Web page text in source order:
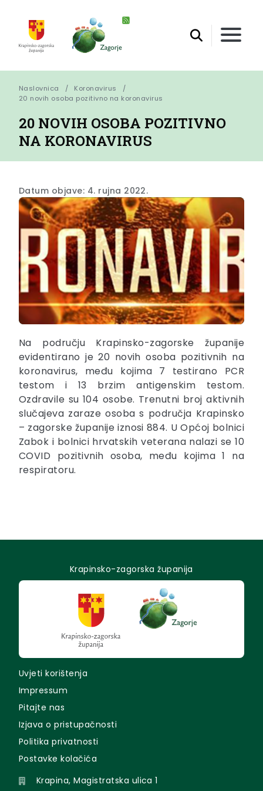
Naslovnica
Koronavirus
20 novih osoba pozitivno na koronavirus
20 NOVIH OSOBA POZITIVNO
NA KORONAVIRUS
Datum objave: 4. rujna 2022.
Na području Krapinsko-zagorske županije
evidentirano je 20 novih osoba pozitivnih na
koronavirus, među kojima 7 testirano PCR
testom i 13 brzim antigenskim testom.
Ozdravile su 104 osobe. Trenutni broj aktivnih
slučajeva zaraze osoba s područja Krapinsko
– zagorske županije iznosi 884. U Općoj bolnici
Zabok i bolnici hrvatskih veterana nalazi se 10
COVID pozitivnih osoba, među kojima 1 na
respiratoru.
Krapinsko-zagorska županija
Uvjeti korištenja
Impressum
Pitajte nas
Izjava o pristupačnosti
Politika privatnosti
Postavke kolačića
Krapina, Magistratska ulica 1